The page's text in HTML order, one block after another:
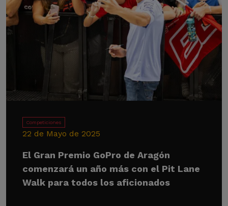
Competiciones
22 de Mayo de 2025
El Gran Premio GoPro de Aragón
comenzará un año más con el Pit Lane
Walk para todos los aficionados